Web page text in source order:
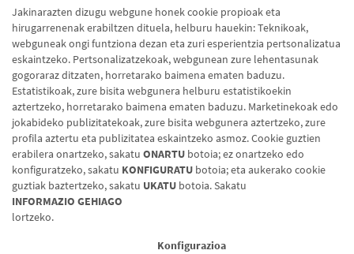
Jakinarazten dizugu webgune honek cookie propioak eta
hirugarrenenak erabiltzen dituela, helburu hauekin: Teknikoak,
webguneak ongi funtziona dezan eta zuri esperientzia pertsonalizatua
eskaintzeko. Pertsonalizatzekoak, webgunean zure lehentasunak
gogoraraz ditzaten, horretarako baimena ematen baduzu.
Estatistikoak, zure bisita webgunera helburu estatistikoekin
aztertzeko, horretarako baimena ematen baduzu. Marketinekoak edo
jokabideko publizitatekoak, zure bisita webgunera aztertzeko, zure
profila aztertu eta publizitatea eskaintzeko asmoz. Cookie guztien
erabilera onartzeko, sakatu ONARTU botoia; ez onartzeko edo
konfiguratzeko, sakatu KONFIGURATU botoia; eta aukerako cookie
guztiak baztertzeko, sakatu UKATU botoia. Sakatu
INFORMAZIO GEHIAGO
lortzeko.
Konfigurazioa
Cookien politika